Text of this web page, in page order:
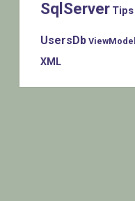
SqlServer Tips
UsersDb ViewModel
XML